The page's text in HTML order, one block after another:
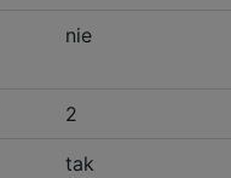
nie
2
tak